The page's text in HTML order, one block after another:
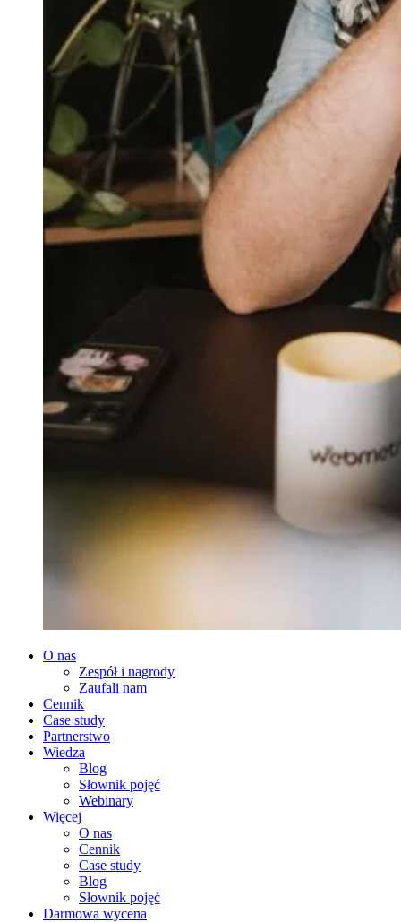
O nas
Zespół i nagrody
Zaufali nam
Cennik
Case study
Partnerstwo
Wiedza
Blog
Słownik pojęć
Webinary
Więcej
O nas
Cennik
Case study
Blog
Słownik pojęć
Darmowa wycena